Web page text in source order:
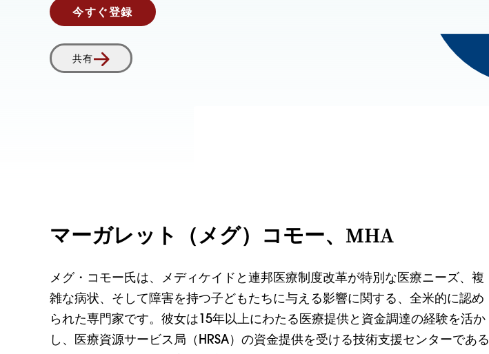
今すぐ登録
共有
マーガレット（メグ）コモー、MHA
メグ・コモー氏は、メディケイドと連邦医療制度改革が特別な医療ニーズ、複
雑な病状、そして障害を持つ子どもたちに与える影響に関する、全米的に認め
られた専門家です。彼女は15年以上にわたる医療提供と資金調達の経験を活か
し、医療資源サービス局（HRSA）の資金提供を受ける技術支援センターである